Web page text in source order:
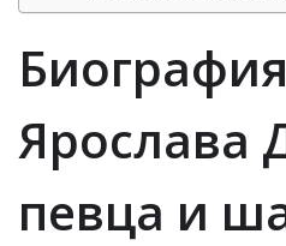
Биография
Ярослава
певца и